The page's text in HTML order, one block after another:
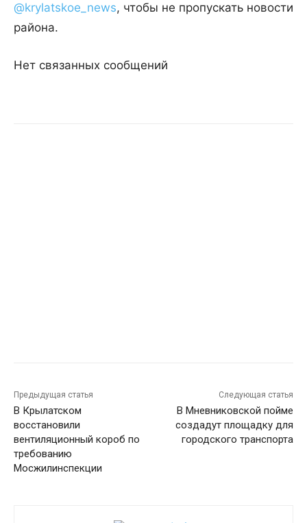
@krylatskoe_news, чтобы не пропускать новости
района.
Нет связанных сообщений
Предыдущая статья
В Крылатском
восстановили
вентиляционный короб по
требованию
Мосжилинспекции
Следующая статья
В Мневниковской пойме
создадут площадку для
городского транспорта